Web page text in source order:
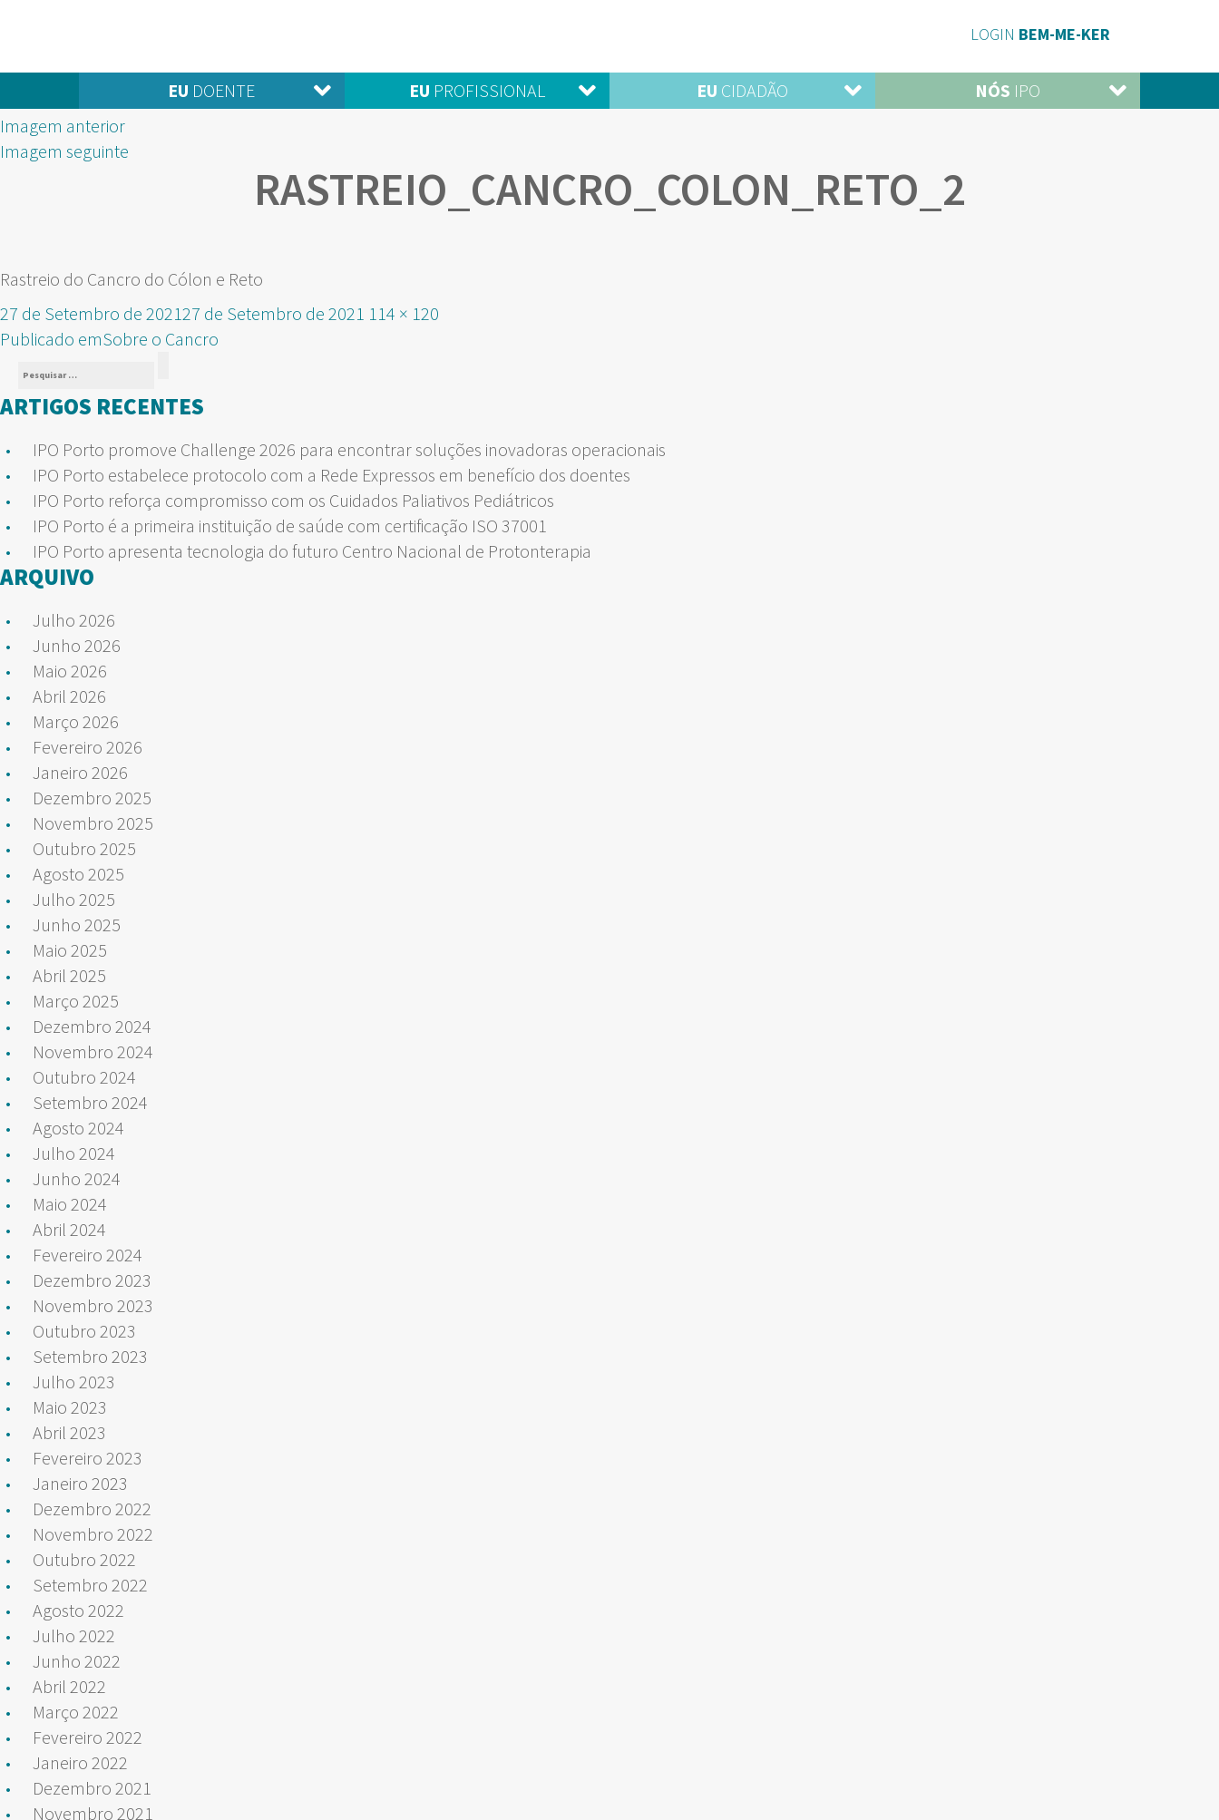
LOGIN BEM-ME-KER
EU DOENTE EU PROFISSIONAL EU CIDADÃO NÓS IPO
Imagem anterior
Imagem seguinte
RASTREIO_CANCRO_COLON_RETO_2
Rastreio do Cancro do Cólon e Reto
Publicado
em
27 de Setembro de 202127 de Setembro de 2021 Tamanho
114 × 120
NAVEGAÇÃO
DE
ARTIGOS
Publicado emSobre o Cancro
Pesquisar
por:
ARTIGOS RECENTES
IPO Porto promove Challenge 2026 para encontrar soluções inovadoras operacionais
IPO Porto estabelece protocolo com a Rede Expressos em benefício dos doentes
IPO Porto reforça compromisso com os Cuidados Paliativos Pediátricos
IPO Porto é a primeira instituição de saúde com certificação ISO 37001
IPO Porto apresenta tecnologia do futuro Centro Nacional de Protonterapia
ARQUIVO
Julho 2026
Junho 2026
Maio 2026
Abril 2026
Março 2026
Fevereiro 2026
Janeiro 2026
Dezembro 2025
Novembro 2025
Outubro 2025
Agosto 2025
Julho 2025
Junho 2025
Maio 2025
Abril 2025
Março 2025
Dezembro 2024
Novembro 2024
Outubro 2024
Setembro 2024
Agosto 2024
Julho 2024
Junho 2024
Maio 2024
Abril 2024
Fevereiro 2024
Dezembro 2023
Novembro 2023
Outubro 2023
Setembro 2023
Julho 2023
Maio 2023
Abril 2023
Fevereiro 2023
Janeiro 2023
Dezembro 2022
Novembro 2022
Outubro 2022
Setembro 2022
Agosto 2022
Julho 2022
Junho 2022
Abril 2022
Março 2022
Fevereiro 2022
Janeiro 2022
Dezembro 2021
Novembro 2021